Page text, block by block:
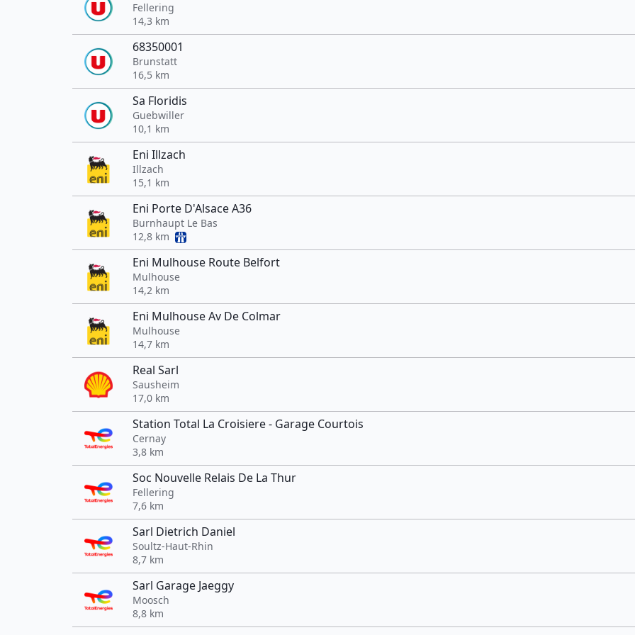
Fellering
14,3 km
68350001
Brunstatt
16,5 km
Sa Floridis
Guebwiller
10,1 km
Eni Illzach
Illzach
15,1 km
Eni Porte D'Alsace A36
Burnhaupt Le Bas
12,8 km
Eni Mulhouse Route Belfort
Mulhouse
14,2 km
Eni Mulhouse Av De Colmar
Mulhouse
14,7 km
Real Sarl
Sausheim
17,0 km
Station Total La Croisiere - Garage Courtois
Cernay
3,8 km
Soc Nouvelle Relais De La Thur
Fellering
7,6 km
Sarl Dietrich Daniel
Soultz-Haut-Rhin
8,7 km
Sarl Garage Jaeggy
Moosch
8,8 km